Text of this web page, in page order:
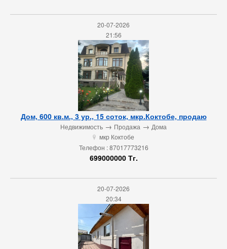
20-07-2026
21:56
Дом, 600 кв.м., 3 ур., 15 соток, мкр.Коктобе, продаю
Недвижимость → Продажа → Дома
u мкр Коктобе
Телефон : 87017773216
699000000 Тг.
20-07-2026
20:34